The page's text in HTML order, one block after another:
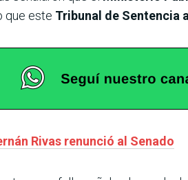
que este Tribunal de Sentencia
Rivas renunció al Senado